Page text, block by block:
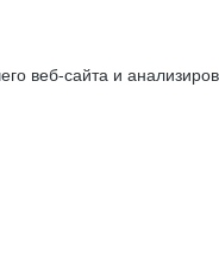
веб-сайта и